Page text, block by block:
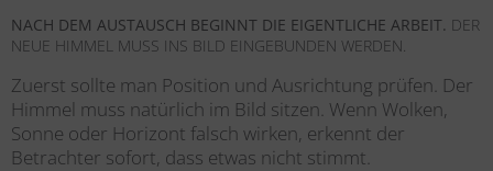
NACH DEM AUSTAUSCH BEGINNT DIE EIGENTLICHE ARBEIT. DER
NEUE HIMMEL MUSS INS BILD EINGEBUNDEN WERDEN.
Zuerst sollte man Position und Ausrichtung prüfen. Der
Himmel muss natürlich im Bild sitzen. Wenn Wolken,
Sonne oder Horizont falsch wirken, erkennt der
Betrachter sofort, dass etwas nicht stimmt.